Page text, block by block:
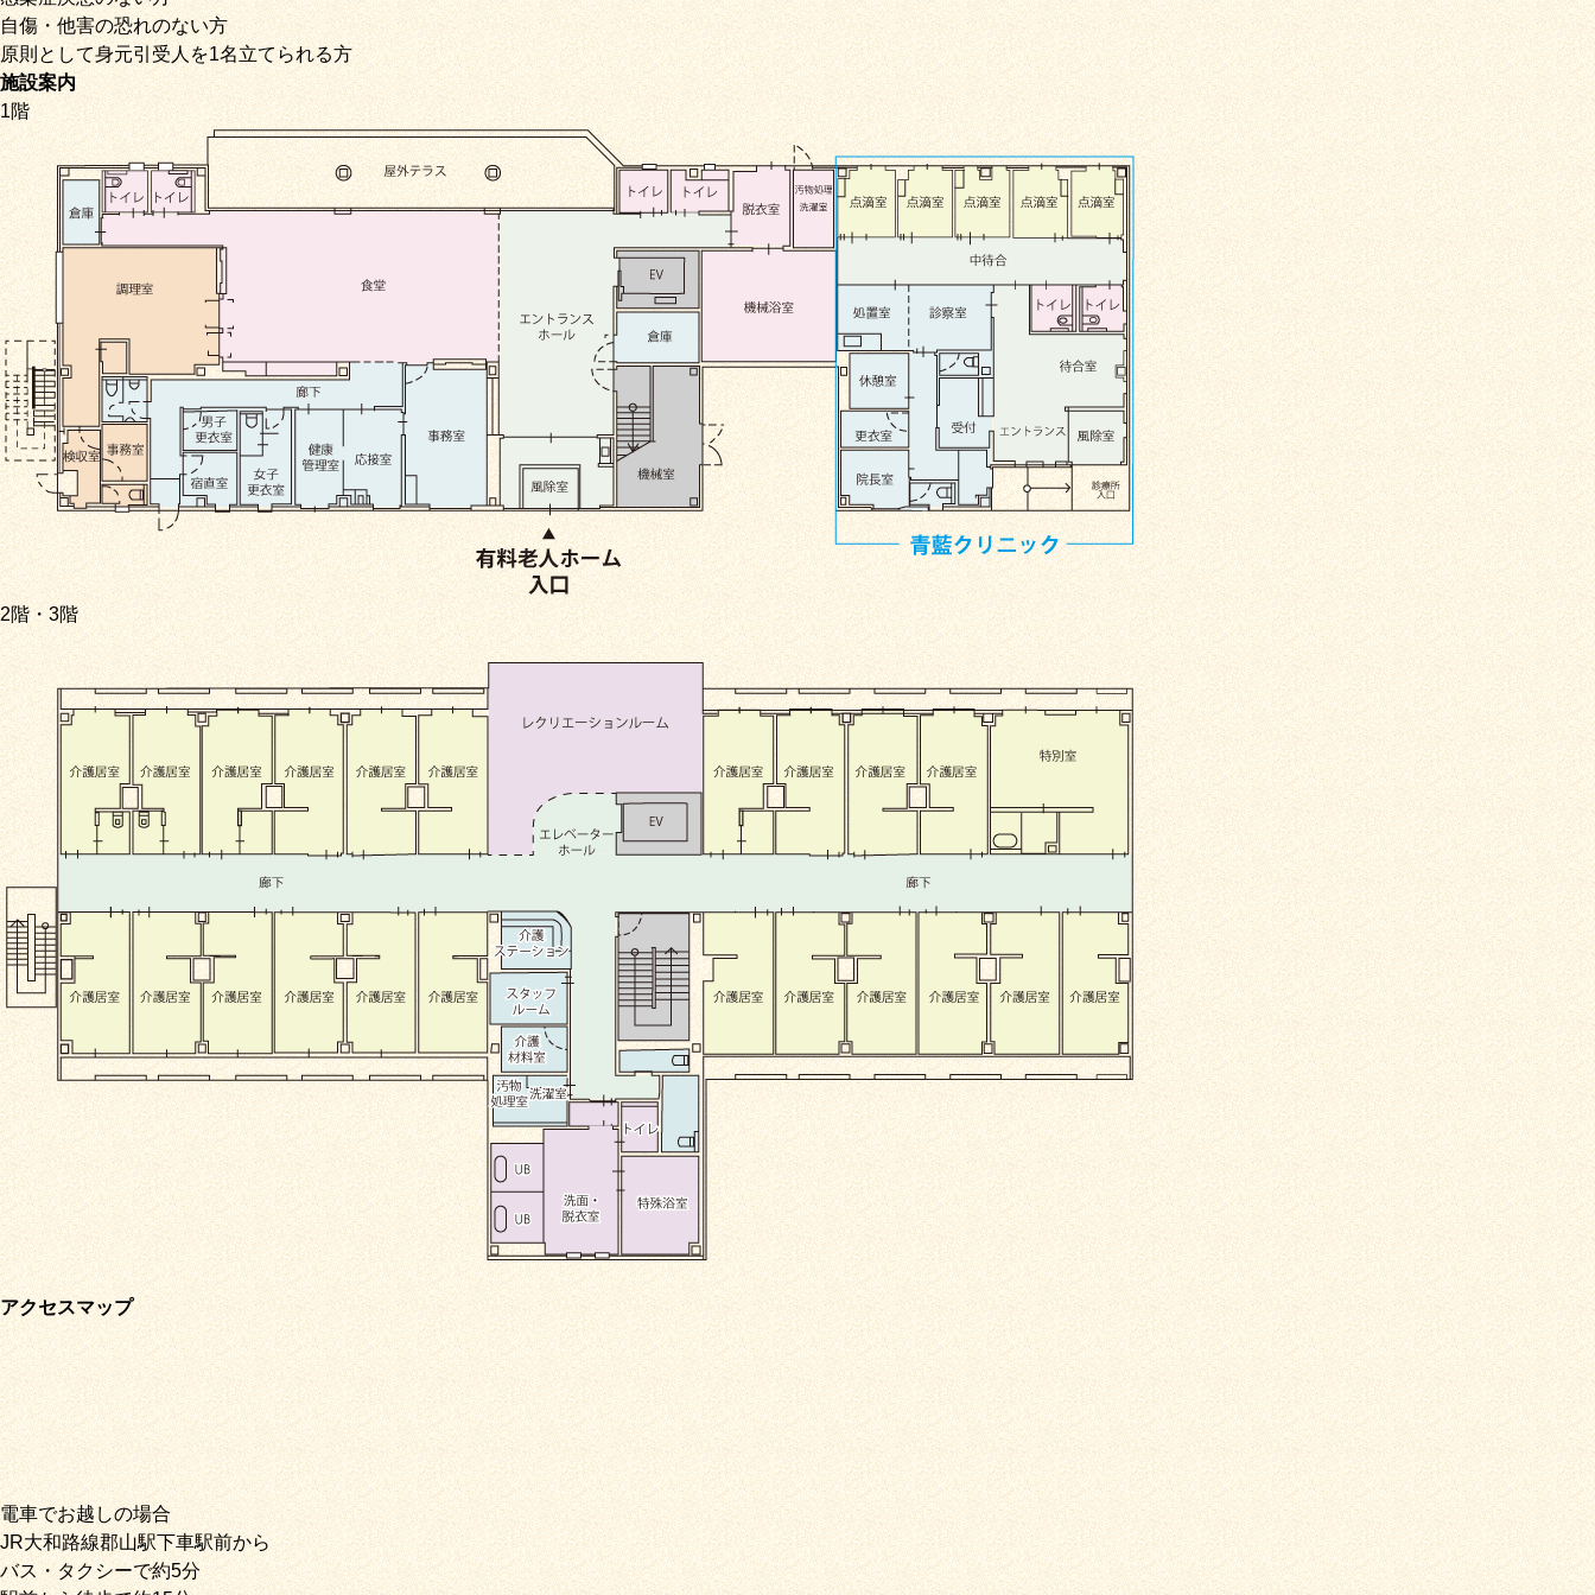
自傷・他害の恐れのない方
原則として身元引受人を1名立てられる方
施設案内
1階
2階・3階
アクセスマップ
電車でお越しの場合
JR大和路線郡山駅下車駅前から
バス・タクシーで約5分